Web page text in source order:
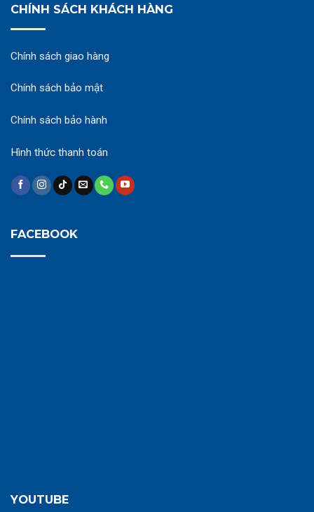
CHÍNH SÁCH KHÁCH HÀNG
Chính sách giao hàng
Chính sách bảo mật
Chính sách bảo hành
Hình thức thanh toán
FACEBOOK
YOUTUBE